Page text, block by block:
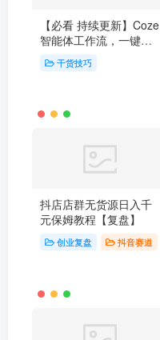
【必看 持续更新】Coze
智能体工作流，一键生
成各种赛道短视频，全
流程保姆级教学
干货技巧
抖店店群无货源日入千
元保姆教程【复盘】
创业复盘 抖音赛道